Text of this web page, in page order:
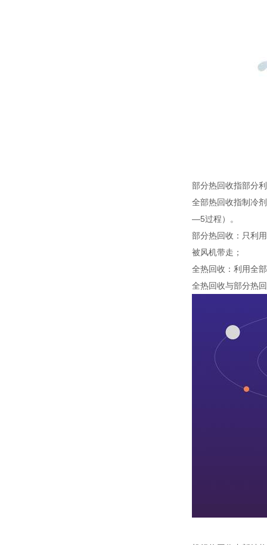
部分热回收指部分
全部热回收指制冷
—5过程）。
部分热回收：只利
被风机带走；
全热回收：利用全
全热回收与部分热